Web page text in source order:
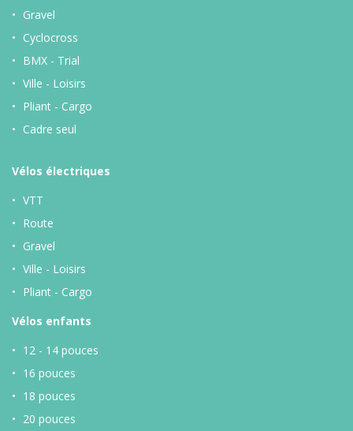
Gravel
Cyclocross
BMX - Trial
Ville - Loisirs
Pliant - Cargo
Cadre seul
Vélos électriques
VTT
Route
Gravel
Ville - Loisirs
Pliant - Cargo
Vélos enfants
12 - 14 pouces
16 pouces
18 pouces
20 pouces